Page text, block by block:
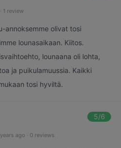
· 1 review
annoksemme olivat tosi
lounasaikaan. Kiitos.
lounaana oli lohta,
ja puikulamuussia. Kaikki
tosi hyviltä.
5/6
ago · 0 reviews